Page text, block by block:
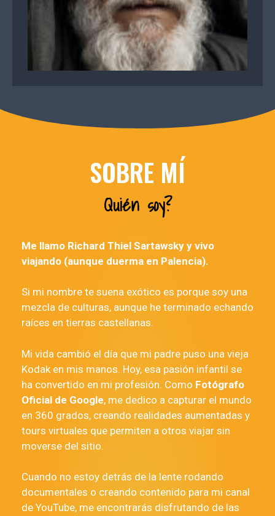
SOBRE MÍ
Quién soy?
Me llamo Richard Thiel Sartawsky y vivo
viajando (aunque duerma en Palencia).
Si mi nombre te suena exótico es porque soy una
mezcla de culturas, aunque he terminado echando
raíces en tierras castellanas.
Mi vida cambió el día que mi padre puso una vieja
Kodak en mis manos. Hoy, esa pasión infantil se
ha convertido en mi profesión. Como Fotógrafo
Oficial de Google, me dedico a capturar el mundo
en 360 grados, creando realidades aumentadas y
tours virtuales que permiten a otros viajar sin
moverse del sitio.
Cuando no estoy detrás de la lente rodando
documentales o creando contenido para mi canal
de YouTube, me encontrarás disfrutando de las